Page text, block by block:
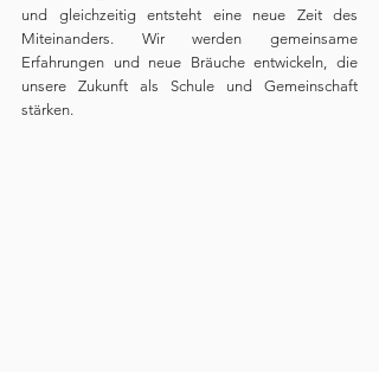
und gleichzeitig entsteht eine neue Zeit des
Miteinanders. Wir werden gemeinsame
Erfahrungen und neue Bräuche entwickeln, die
unsere Zukunft als Schule und Gemeinschaft
stärken.